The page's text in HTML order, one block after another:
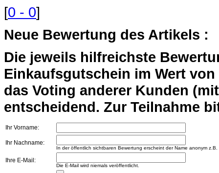
[0 - 0]
Neue Bewertung des Artikels :
Die jeweils hilfreichste
Einkaufsgutschein im Wert
das Voting anderer Kunden
entscheidend. Zur Teilnahme
Ihr Vorname:
Ihr Nachname:
In der öffentlich sichtbaren Bewertung erscheint der Name anonym
Ihre E-Mail:
Die E-Mail wird niemals veröffentlicht.